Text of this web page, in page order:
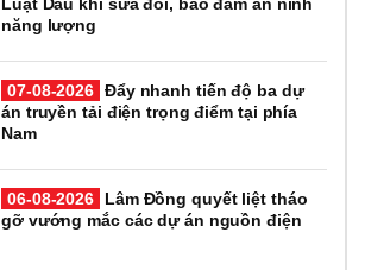
năng lượng
07-08-2026 Đẩy nhanh tiến độ ba dự
án truyền tải điện trọng điểm tại phía
Nam
06-08-2026
Lâm Đồng quyết liệt tháo
gỡ vướng mắc các dự án nguồn điện